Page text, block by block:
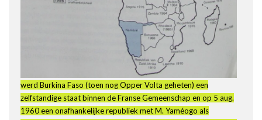
werd Burkina Faso (toen nog Opper Volta geheten) een
zelfstandige staat binnen de Franse Gemeenschap en op 5 aug.
1960 een onafhankelijke republiek met M. Yaméogo als